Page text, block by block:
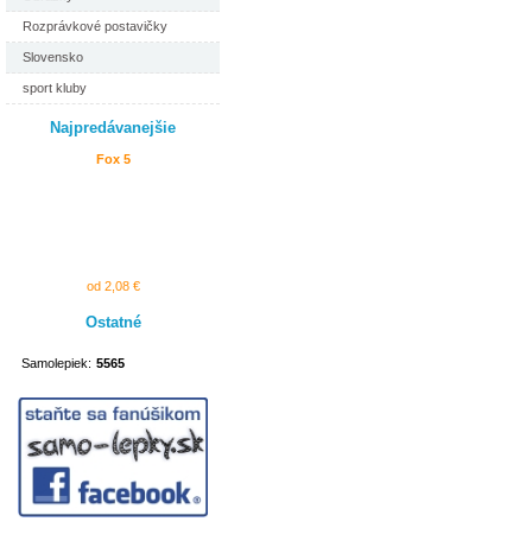
Rozprávkové postavičky
Slovensko
sport kluby
Najpredávanejšie
Fox 5
od 2,08 €
Ostatné
Samolepiek: 5565